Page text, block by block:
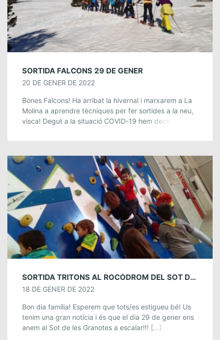
SORTIDA FALCONS 29 DE GENER
20 DE GENER DE 2022
Bones Falcons! Ha arribat la hivernal i marxarem a La
Molina a aprendre tècniques per fer sortides a la neu,
visca! Degut a la situació COVID-19 hem decidit que
SORTIDA TRITONS AL ROCÒDROM DEL SOT DE LES GRANOTES (SANT CELONI). 29 DE GENER
18 DE GENER DE 2022
Bon dia família! Esperem que tots/es estigueu bé! Us
tenim una gran notícia i és que el dia 29 de gener ens
anem al Sot de les Granotes a escalar!!! […]